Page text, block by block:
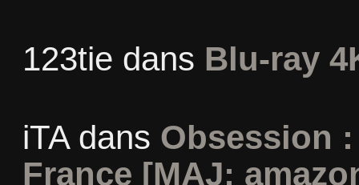
123tie dans Blu-ray
iTAdans Obsession
France [MAJ: